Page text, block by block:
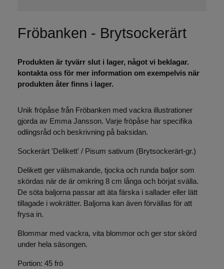
Fröbanken - Brytsockerärt
Produkten är tyvärr slut i lager, något vi beklagar.
kontakta oss för mer information om exempelvis när
produkten åter finns i lager.
Unik fröpåse från Fröbanken med vackra illustrationer
gjorda av Emma Jansson. Varje fröpåse har specifika
odlingsråd och beskrivning på baksidan.
Sockerärt 'Delikett' / Pisum sativum (Brytsockerärt-gr.)
Delikett ger välsmakande, tjocka och runda baljor som
skördas när de är omkring 8 cm långa och börjat svälla.
De söta baljorna passar att äta färska i sallader eller lätt
tillagade i wokrätter. Baljorna kan även förvällas för att
frysa in.
Blommar med vackra, vita blommor och ger stor skörd
under hela säsongen.
Portion: 45 frö